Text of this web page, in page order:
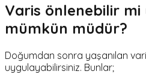
Varis önlenebilir mi
mümkün müdür?
Doğumdan sonra yaşanılan
uygulayabilirsiniz. Bunlar;